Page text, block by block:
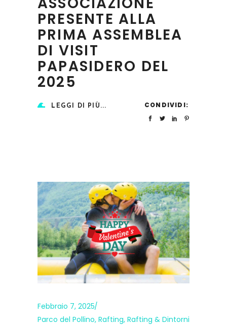
PRESENTE ALLA
PRIMA ASSEMBLEA
DI VISIT
PAPASIDERO DEL
2025
LEGGI DI PIÙ... CONDIVIDI:
Febbraio 7, 2025
Parco del Pollino, Rafting, Rafting & Dintorni